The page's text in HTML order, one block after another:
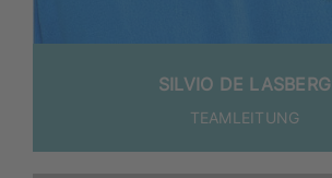
SIL­VIO DE LASBERG
TEAM­LEI­TUNG